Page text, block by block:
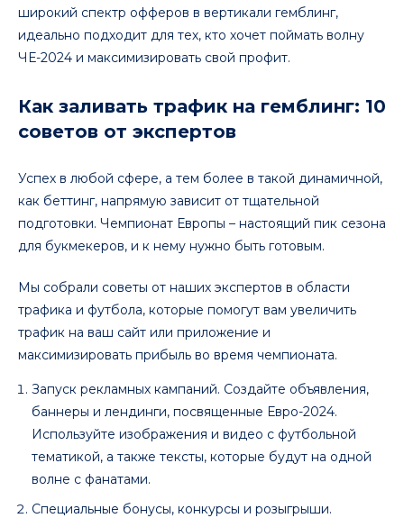
широкий спектр офферов в вертикали гемблинг,
идеально подходит для тех, кто хочет поймать волну
ЧЕ-2024 и максимизировать свой профит.
Как заливать трафик на гемблинг: 10
советов от экспертов
Успех в любой сфере, а тем более в такой динамичной,
как беттинг, напрямую зависит от тщательной
подготовки. Чемпионат Европы – настоящий пик сезона
для букмекеров, и к нему нужно быть готовым.
Мы собрали советы от наших экспертов в области
трафика и футбола, которые помогут вам увеличить
трафик на ваш сайт или приложение и
максимизировать прибыль во время чемпионата.
Запуск рекламных кампаний. Создайте объявления,
баннеры и лендинги, посвященные Евро-2024.
Используйте изображения и видео с футбольной
тематикой, а также тексты, которые будут на одной
волне с фанатами.
Специальные бонусы, конкурсы и розыгрыши.